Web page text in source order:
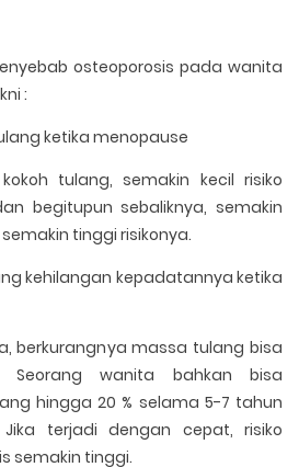
osteoporosis pada wanita
:
ketika menopause
tulang, semakin kecil risiko
begitupun sebaliknya, semakin
tinggi risikonya.
kehilangan kepadatannya ketika
berkurangnya massa tulang bisa
wanita bahkan bisa
hingga 20 % selama 5-7 tahun
terjadi dengan cepat, risiko
semakin tinggi.